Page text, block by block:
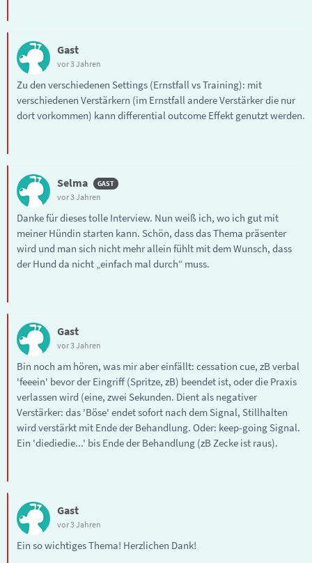
Gast
vor 3 Jahren
Zu den verschiedenen Settings (Ernstfall vs Training): mit
verschiedenen Verstärkern (im Ernstfall andere Verstärker die nur
dort vorkommen) kann differential outcome Effekt genutzt werden.
Selma
vor 3 Jahren
Danke für dieses tolle Interview. Nun weiß ich, wo ich gut mit
meiner Hündin starten kann. Schön, dass das Thema präsenter
wird und man sich nicht mehr allein fühlt mit dem Wunsch, dass
der Hund da nicht „einfach mal durch“ muss.
Gast
vor 3 Jahren
Bin noch am hören, was mir aber einfällt: cessation cue, zB verbal
'feeein' bevor der Eingriff (Spritze, zB) beendet ist, oder die Praxis
verlassen wird (eine, zwei Sekunden. Dient als negativer
Verstärker: das 'Böse' endet sofort nach dem Signal, Stillhalten
wird verstärkt mit Ende der Behandlung. Oder: keep-going Signal.
Ein 'diediedie...' bis Ende der Behandlung (zB Zecke ist raus).
Gast
vor 3 Jahren
Ein so wichtiges Thema! Herzlichen Dank!